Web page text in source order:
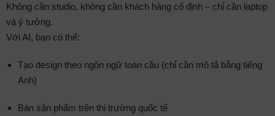
Không cần studio, không cần khách hàng cố định – chỉ cần laptop
và ý tưởng.
Với AI, bạn có thể:
Tạo design theo ngôn ngữ toàn cầu (chỉ cần mô tả bằng tiếng
Anh)
Bán sản phẩm trên thị trường quốc tế